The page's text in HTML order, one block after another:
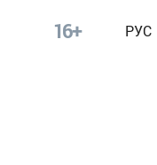
16+ РУС